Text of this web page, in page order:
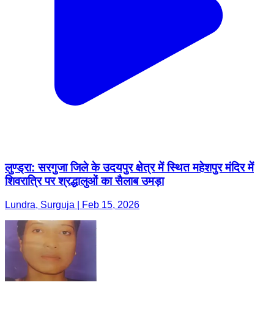
लुण्ड्रा: सरगुजा जिले के उदयपुर क्षेत्र में स्थित महेशपुर मंदिर में
शिवरात्रि पर श्रद्धालुओं का सैलाब उमड़ा
Lundra, Surguja | Feb 15, 2026